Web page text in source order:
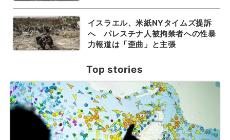
イスラエル、米紙NYタイムズ提訴
へ パレスチナ人被拘禁者への性暴
力報道は「歪曲」と主張
Top stories